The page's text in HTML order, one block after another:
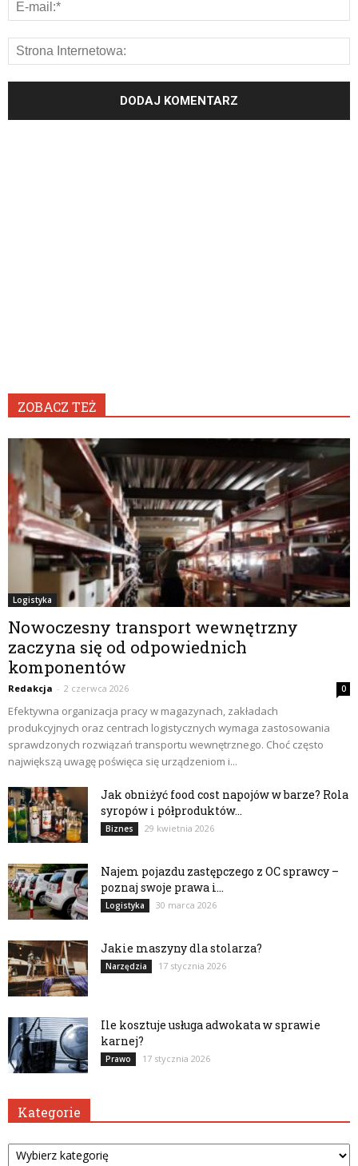
ZOBACZ TEŻ
Logistyka
Nowoczesny transport wewnętrzny
zaczyna się od odpowiednich
komponentów
Redakcja - 2 czerwca 2026 0
Efektywna organizacja pracy w magazynach, zakładach
produkcyjnych oraz centrach logistycznych wymaga zastosowania
sprawdzonych rozwiązań transportu wewnętrznego. Choć często
największą uwagę poświęca się urządzeniom i...
Jak obniżyć food cost napojów w barze? Rola
syropów i półproduktów...
Biznes 29 kwietnia 2026
Najem pojazdu zastępczego z OC sprawcy –
poznaj swoje prawa i...
Logistyka 30 marca 2026
Jakie maszyny dla stolarza?
Narzędzia 17 stycznia 2026
Ile kosztuje usługa adwokata w sprawie
karnej?
Prawo 17 stycznia 2026
Kategorie
Kategorie